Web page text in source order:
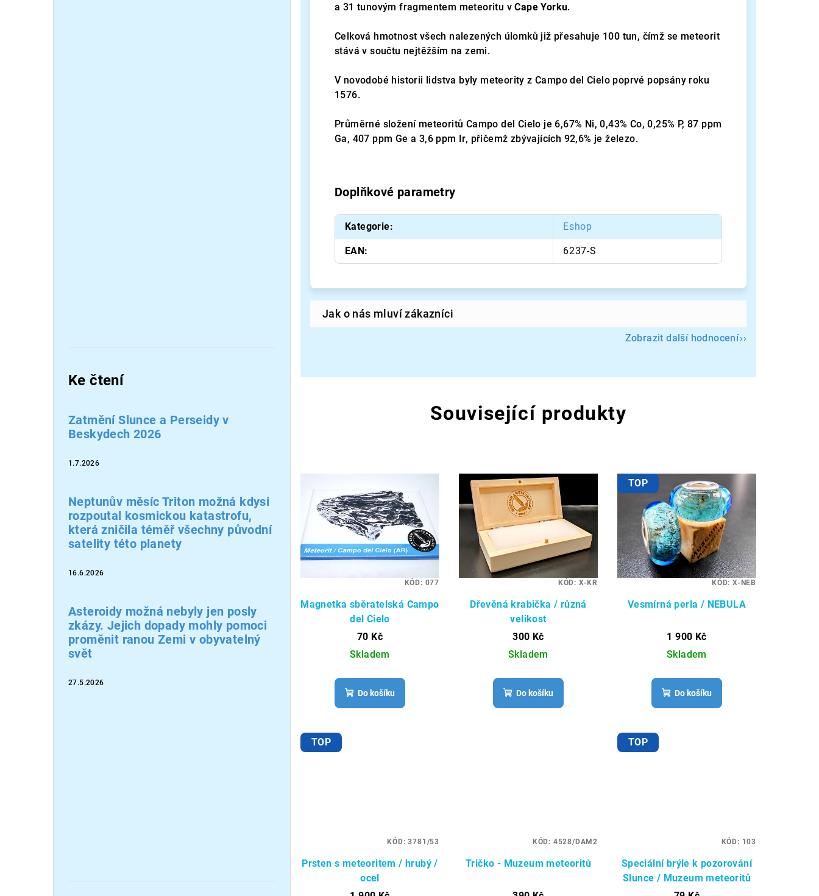
Ke čtení
Zatmění Slunce a Perseidy v
Beskydech 2026
1.7.2026
Neptunův měsíc Triton možná kdysi
rozpoutal kosmickou katastrofu,
která zničila téměř všechny původní
satelity této planety
16.6.2026
Asteroidy možná nebyly jen posly
zkázy. Jejich dopady mohly pomoci
proměnit ranou Zemi v obyvatelný
svět
27.5.2026
a 31 tunovým fragmentem meteoritu vCape Yorku.
Celková hmotnost všech nalezených úlomků již přesahuje 100 tun, čímž se meteorit
stává v součtu nejtěžším na zemi.
V novodobé historii lidstva byly meteority z Campo del Cielo poprvé popsány roku
1576.
Průměrné složení meteoritů Campo del Cielo je 6,67% Ni, 0,43% Co, 0,25% P, 87 ppm
Ga, 407 ppm Ge a 3,6 ppm Ir, přičemž zbývajících 92,6% je železo.
Doplňkové parametry
Kategorie: Eshop
EAN: 6237-S
Zobrazit další hodnocení
Související produkty
Magnetka sběratelská Campo
del Cielo
70 Kč
Skladem
Do košíku
KÓD: 077
Dřevěná krabička / různá
velikost
300 Kč
Skladem
Do košíku
KÓD: X-KR
TOP
Vesmírná perla / NEBULA
1 900 Kč
Skladem
Do košíku
KÓD: X-NEB
TOP
Prsten s meteoritem / hrubý /
ocel
KÓD:3781/53
Tričko - Muzeum meteoritů
KÓD: 4528/DAM2
TOP
Speciální brýle k pozorování
Slunce / Muzeum meteoritů
KÓD: 103